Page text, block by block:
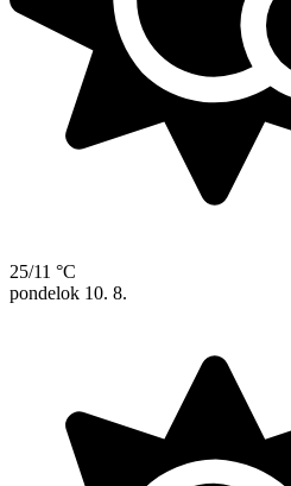
25/11 °C
pondelok 10. 8.